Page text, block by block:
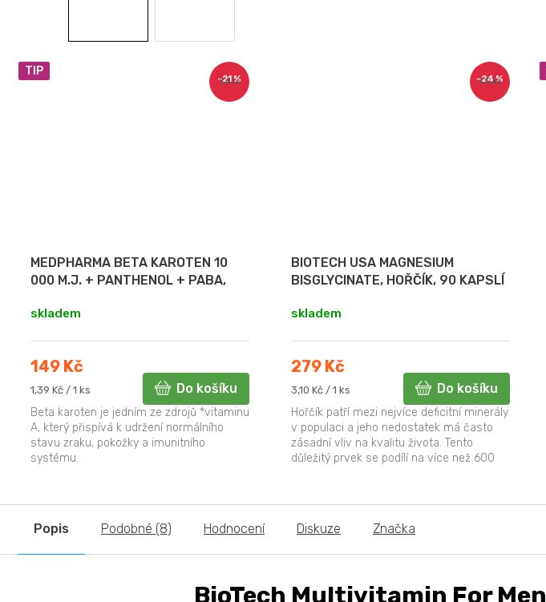
TIP
190 Kč
–21 %
MEDPHARMA BETA KAROTEN 10
000 M.J. + PANTHENOL + PABA,
skladem
149 Kč
Měrná
1,39 Kč / 1 ks Do košíku
Beta karoten je jedním ze zdrojů *vitaminu
A, který přispívá k udržení normálního
stavu zraku, pokožky a imunitního
systému.
370 Kč
–24 %
BIOTECH USA MAGNESIUM
BISGLYCINATE, HOŘČÍK, 90 KAPSLÍ
skladem
279 Kč
Měrná
3,10 Kč / 1 ks Do košíku
Hořčík patří mezi nejvíce deficitní minerály
v populaci a jeho nedostatek má často
zásadní vliv na kvalitu života. Tento
důležitý prvek se podílí na více než 600
Popis Podobné (8) Hodnocení Diskuze Značka
BioTech Multivitamin For Men